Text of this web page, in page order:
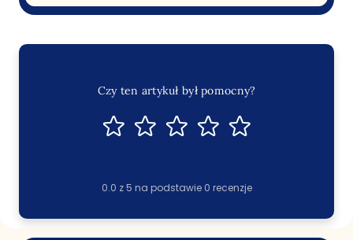
Czy ten artykuł był pomocny?
0.0 z5 na podstawie 0 recenzje